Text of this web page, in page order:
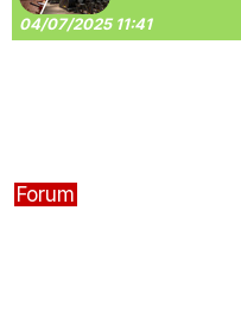
04/07/2025 11:41
Forum